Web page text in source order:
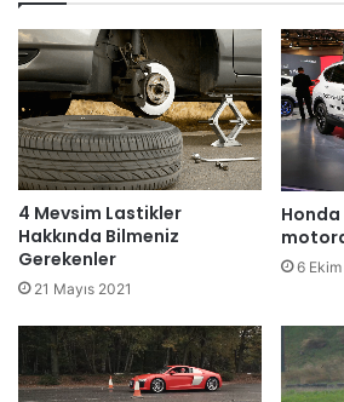
4 Mevsim Lastikler
Hakkında Bilmeniz
Gerekenler
21 Mayıs 2021
6